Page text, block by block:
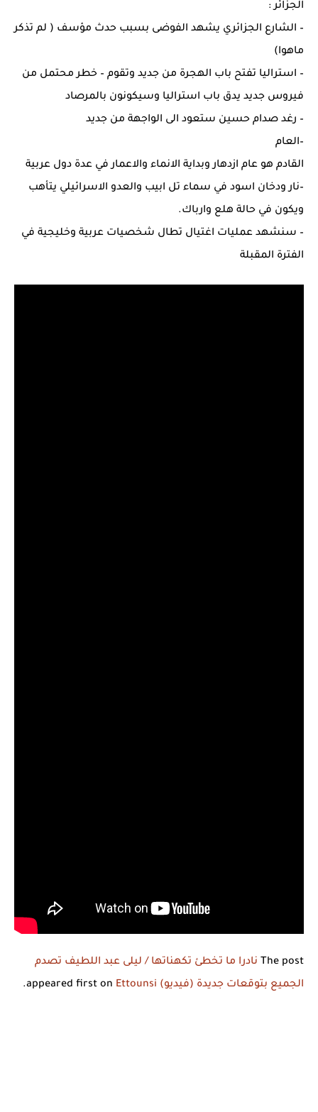
الجزائر :
– الشارع الجزائري يشهد الفوضى بسبب حدث مؤسف ( لم تذكر
ماهوا)
– استراليا تفتح باب الهجرة من جديد وتقوم – خطر محتمل من
فيروس جديد يدق باب استراليا وسيكونون بالمرصاد
– رغد صدام حسين ستعود الى الواجهة من جديد
–العام
القادم هو عام ازدهار وبداية الانماء والاعمار في عدة دول عربية
–نار ودخان اسود في سماء تل ابيب والعدو الاسرائيلي يتأهب
ويكون في حالة هلع وارباك.
– سنشهد عمليات اغتيال تطال شخصيات عربية وخليجية في
الفترة المقبلة
The post نادرا ما تخطئ تكهناتها / ليلى عبد اللطيف تصدم
الجميع بتوقعات جديدة (فيديو) Ettounsi
.